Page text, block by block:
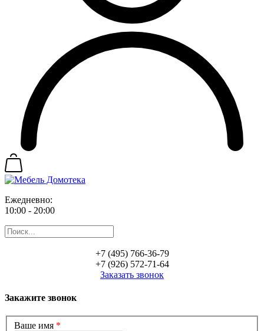
Ежедневно:
10:00 - 20:00
+7 (495) 766-36-79
+7 (926) 572-71-64
Заказать звонок
Закажите звонок
Ваше имя *